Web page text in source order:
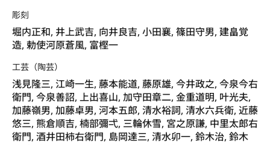
彫刻
堀内正和, 井上武吉, 向井良吉, 小田襄, 篠田守男, 建畠覚
造, 勅使河原蒼風, 富樫一
工芸（陶芸）
浅見隆三, 江崎一生, 藤本能道, 藤原雄, 今井政之, 今泉今右
衛門, 今泉善詔, 上出喜山, 加守田章二, 金重道明, 叶光夫,
加藤嶺男, 加藤卓男, 河本五郎, 清水裕詞, 清水六兵衛, 近藤
悠三, 熊倉順吉, 楠部彌弌, 三輪休雪, 宮之原謙, 中里太郎右
衛門, 酒井田柿右衛門, 島岡達三, 清水卯一, 鈴木治, 鈴木